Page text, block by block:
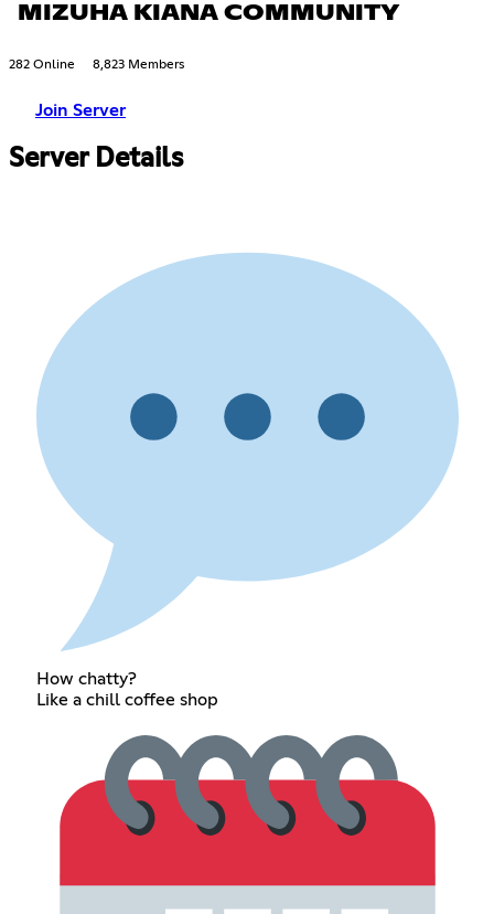
MIZUHA KIANA COMMUNITY
282 Online 8,823 Members
Join Server
Server Details
How chatty?
Like a chill coffee shop